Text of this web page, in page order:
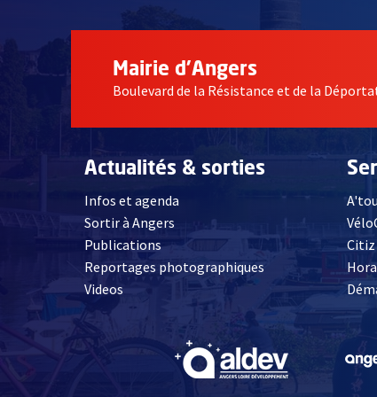
Mairie d'Angers
Boulevard de la Résistance et de la
Actualités & sorties
Infos et agenda
Sortir à Angers
Publications
Reportages photographiques
Videos, Ouvre une nouvelle fenêtre
Citiz
, Ouvre une